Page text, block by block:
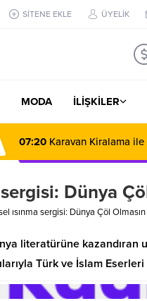
SİTENE EKLE ÜYELİK
MODA İLİŞKİLER
07:20 Karavan Kiralama
Dünya
ısınma sergisi: Dünya Çöl Olmasın
literatürüne kazandıran
Türk ve İslam Eserleri